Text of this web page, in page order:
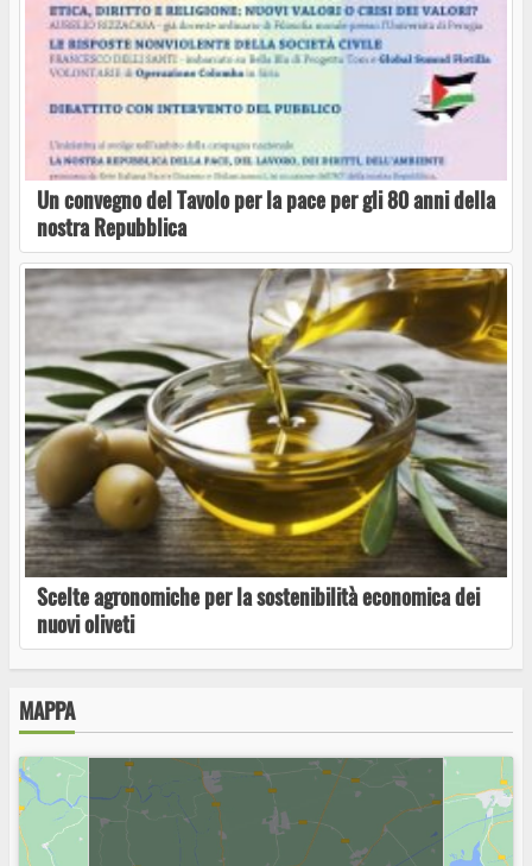
Un convegno del Tavolo per la pace per gli 80 anni della
nostra Repubblica
Scelte agronomiche per la sostenibilità economica dei
nuovi oliveti
MAPPA
“Manifesto” torna a Capodimonte: incontro
sull’intelligenza artificiale con Federico
Meschini
Capodimonte, domenica nuovo appuntamento
con “MNAI DIRE MAI”
“Manifesto” arriva a Capodimonte: il 5
febbraio si parla di web nell’incontro con
Benedetta Lomoni
Tarantello